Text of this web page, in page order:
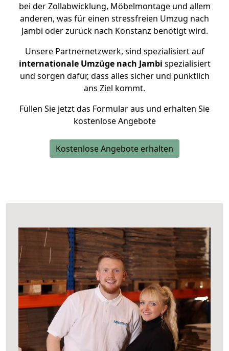
bei der Zollabwicklung, Möbelmontage und allem
anderen, was für einen stressfreien Umzug nach
Jambi oder zurück nach Konstanz benötigt wird.
Unsere Partnernetzwerk, sind spezialisiert auf
internationale Umzüge nach Jambi spezialisiert
und sorgen dafür, dass alles sicher und pünktlich
ans Ziel kommt.
Füllen Sie jetzt das Formular aus und erhalten Sie
kostenlose Angebote
Kostenlose Angebote erhalten